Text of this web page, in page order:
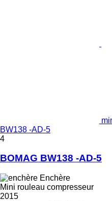
BW138 -AD-5
4
BOMAG BW138 -AD-5
Enchère
Mini rouleau compresseur
2015